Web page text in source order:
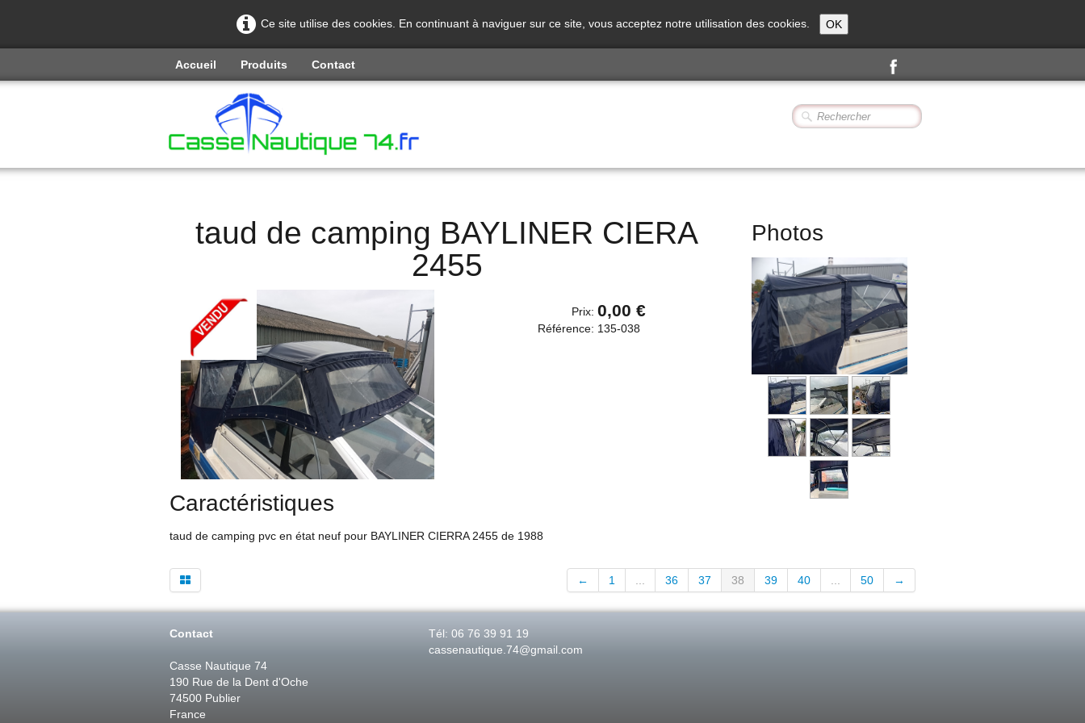
Ce site utilise des cookies. En continuant à naviguer sur ce site, vous acceptez notre utilisation des cookies. OK
Accueil Produits Contact
taud de camping BAYLINER CIERA
2455
Prix: 0,00 €
Référence: 135-038
Caractéristiques
taud de camping pvc en état neuf pour BAYLINER CIERRA 2455 de 1988
Photos
← 1 36 37 38 39 40 50 →
Contact
Casse Nautique 74
190 Rue de la Dent d'Oche
74500 Publier
France
Tél: 06 76 39 91 19
cassenautique.74@gmail.com